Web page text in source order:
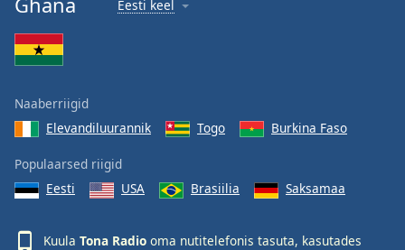
End
dialog
window.
Eesti keel
Naaberriigid
Elevandiluurannik
Togo Burkina Faso
Populaarsed riigid
Eesti
USA Brasiilia Saksamaa
Kuula Tona Radio oma nutitelefonis tasuta, kasutades